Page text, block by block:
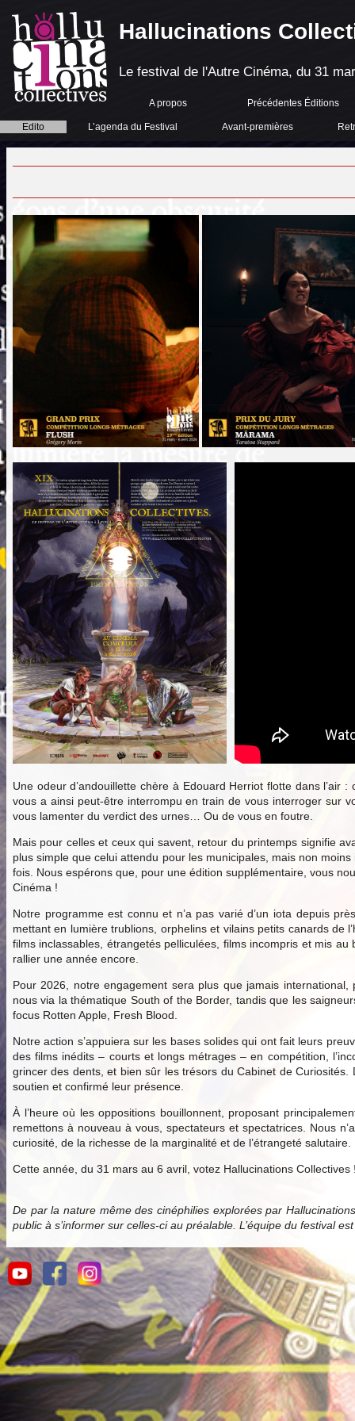
Hallucinations
Le festival de l'Autre Cinéma, du 31
A propos Précédentes Éditions
Edito L’agenda du Festival Avant-premières
Une odeur d’andouillette chère à Edouard Herriot flotte dans
vous a ainsi peut-être interrompu en train de vous interroger sur
vous lamenter du verdict des urnes… Ou de vous en foutre.
Mais pour celles et ceux qui savent, retour du printemps signifie
plus simple que celui attendu pour les municipales, mais non
fois. Nous espérons que, pour une édition supplémentaire, vous
Cinéma !
Notre programme est connu et n’a pas varié d’un iota depuis
mettant en lumière trublions, orphelins et vilains petits canards de
films inclassables, étrangetés pelliculées, films incompris et mis
rallier une année encore.
Pour 2026, notre engagement sera plus que jamais
nous via la thématique South of the Border, tandis que les
focus Rotten Apple, Fresh Blood.
Notre action s’appuiera sur les bases solides qui ont fait leurs
des films inédits – courts et longs métrages – en compétition,
grincer des dents, et bien sûr les trésors du Cabinet de
soutien et confirmé leur présence.
À l’heure où les oppositions bouillonnent, proposant
remettons à nouveau à vous, spectateurs et spectatrices. Nous
curiosité, de la richesse de la marginalité et de l’étrangeté salutaire.
Cette année, du 31 mars au 6 avril, votez Hallucinations Collectives
De par la nature même des cinéphilies explorées par
public à s’informer sur celles-ci au préalable. L’équipe du festival